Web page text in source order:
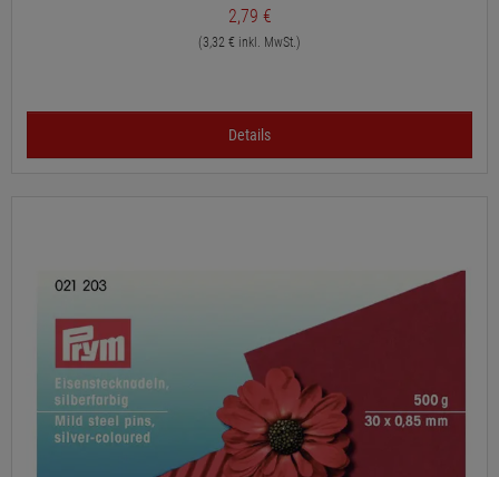
2,79 €
(3,32 € inkl. MwSt.)
Details